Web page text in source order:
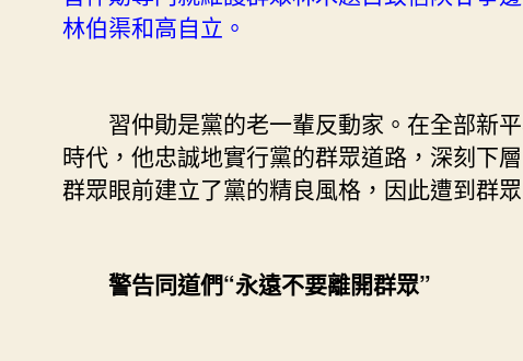
林伯渠和高自立。
習仲勛是黨的老一輩反動家。在全部新平
時代，他忠誠地實行黨的群眾道路，深刻下
群眾眼前建立了黨的精良風格，因此遭到群
警告同道們“永遠不要離開群眾”